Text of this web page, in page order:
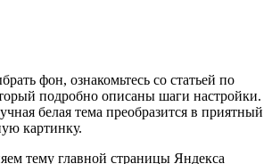
фон, ознакомьтесь со статьей по
подробно описаны шаги настройки.
белая тема преобразится в приятный
картинку.
тему главной страницы Яндекса